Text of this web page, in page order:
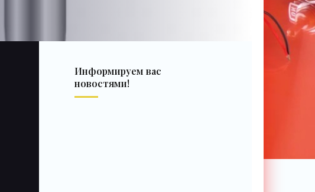
Информируем вас
новостями!